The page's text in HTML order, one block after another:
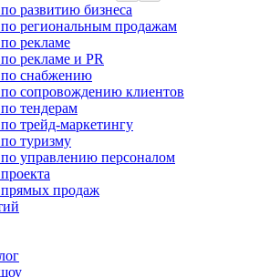
развитию бизнеса
региональным продажам
рекламе
рекламе и PR
снабжению
сопровождению клиентов
тендерам
трейд-маркетингу
туризму
управлению персоналом
продаж